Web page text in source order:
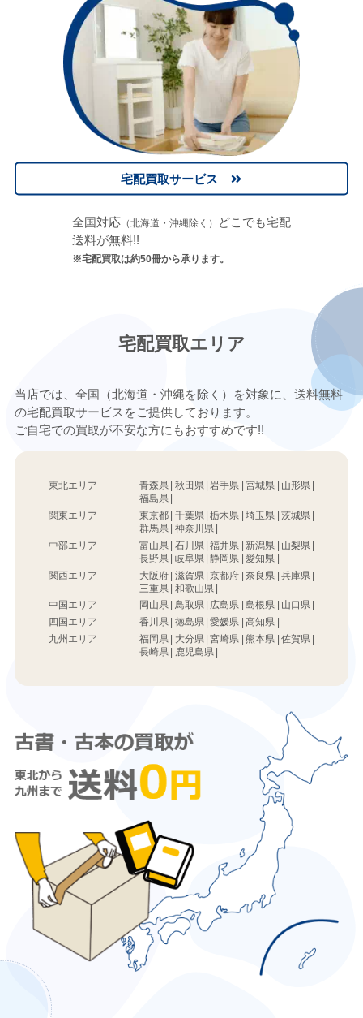
宅配買取サービス
全国対応 （北海道・沖縄除く）
どこでも宅配
送料が無料!!
※宅配買取は約50冊から承ります。
宅配買取エリア
当店では、全国（北海道・沖縄を除く）を対象に、送料無料
の宅配買取サービスをご提供しております。
ご自宅での買取が不安な方にもおすすめです!!
東北エリア 青森県 秋田県 岩手県 宮城県
山形県
福島県
関東エリア
東京都 千葉県 栃木県 埼玉県 茨城県
群馬県 神奈川県
中部エリア
富山県 石川県 福井県 新潟県
山梨県
長野県 岐阜県 静岡県 愛知県
関西エリア
大阪府 滋賀県 京都府 奈良県
兵庫県
三重県
和歌山県
中国エリア
岡山県 鳥取県 広島県 島根県
山口県
四国エリア
香川県 徳島県 愛媛県 高知県
九州エリア
福岡県 大分県 宮崎県 熊本県 佐賀県
長崎県
鹿児島県